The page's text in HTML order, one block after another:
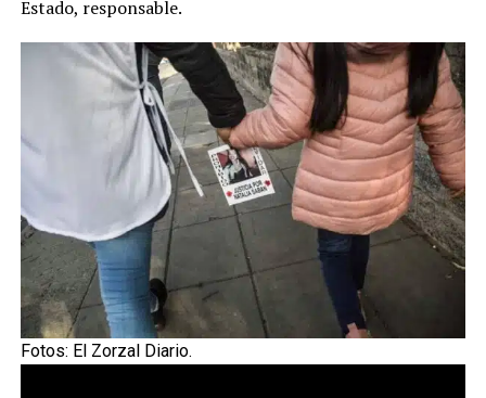
Estado, responsable.
Fotos: El Zorzal Diario.